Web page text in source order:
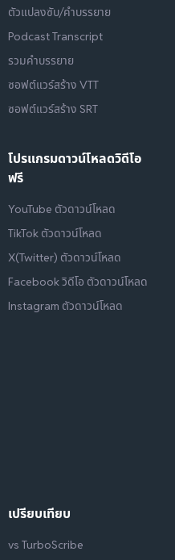
ตัวแปลงซับ/คำบรรยาย
Podcast Transcript
รวมคำบรรยาย
ซอฟต์แวร์สร้าง VTT
ซอฟต์แวร์สร้าง SRT
โปรแกรมดาวน์โหลดวิดีโอ
ฟรี
YouTube ตัวดาวน์โหลด
TikTok ตัวดาวน์โหลด
X(Twitter) ตัวดาวน์โหลด
Facebook วิดีโอ ตัวดาวน์โหลด
Instagram ตัวดาวน์โหลด
เปรียบเทียบ
vs TurboScribe